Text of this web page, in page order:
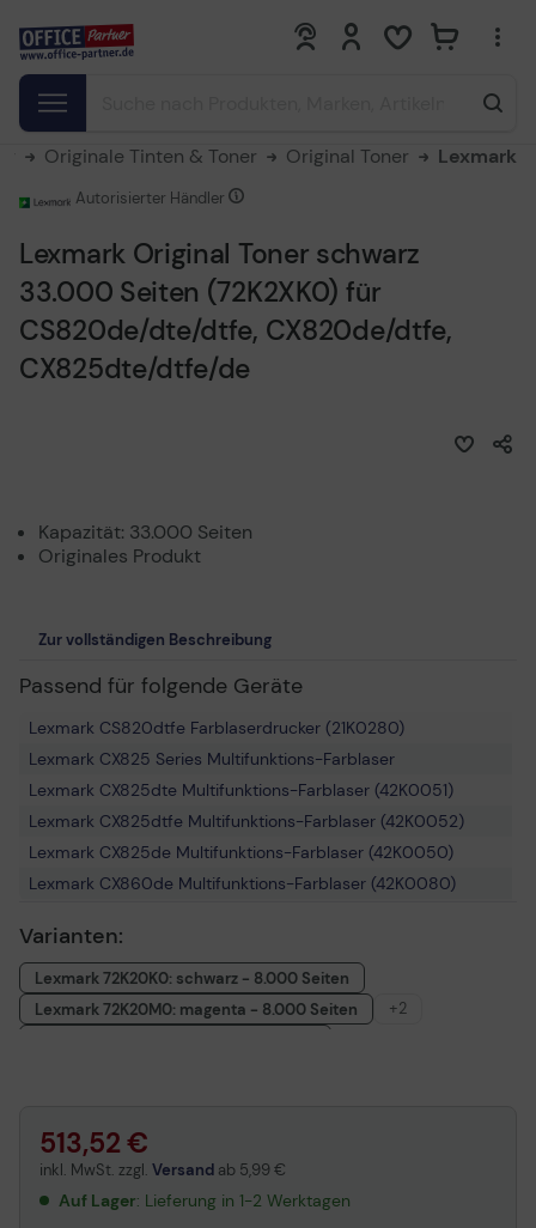
0 0
Originale Tinten & Toner Original Toner Lexmark
Lexmark Original Toner schwarz
33.000 Seiten (72K2XK0) für
CS820de/dte/dtfe, CX820de/dtfe,
CX825dte/dtfe/de
Autorisierter Händler
Kapazität: 33.000 Seiten
Originales Produkt
Zur vollständigen Beschreibung
Passend für folgende Geräte
Lexmark CS820dtfe Farblaserdrucker (21K0280)
Lexmark CX825 Series Multifunktions-Farblaser
Lexmark CX825dte Multifunktions-Farblaser (42K0051)
Lexmark CX825dtfe Multifunktions-Farblaser (42K0052)
Lexmark CX825de Multifunktions-Farblaser (42K0050)
Lexmark CX860de Multifunktions-Farblaser (42K0080)
Lexmark CX820dtfe Multifunktions-Farblaser (42K0022)
Lexmark CX820de Multifunktions-Farblaser (42K0020)
Lexmark CX860 Series Multifunktions-Farblaser
Varianten:
Lexmark 72K20K0: schwarz - 8.000 Seiten
Lexmark 72K20M0: magenta - 8.000 Seiten
+2
513,52 €
inkl. MwSt. zzgl. Versand ab 5,99 €
Auf Lager: Lieferung in 1-2 Werktagen